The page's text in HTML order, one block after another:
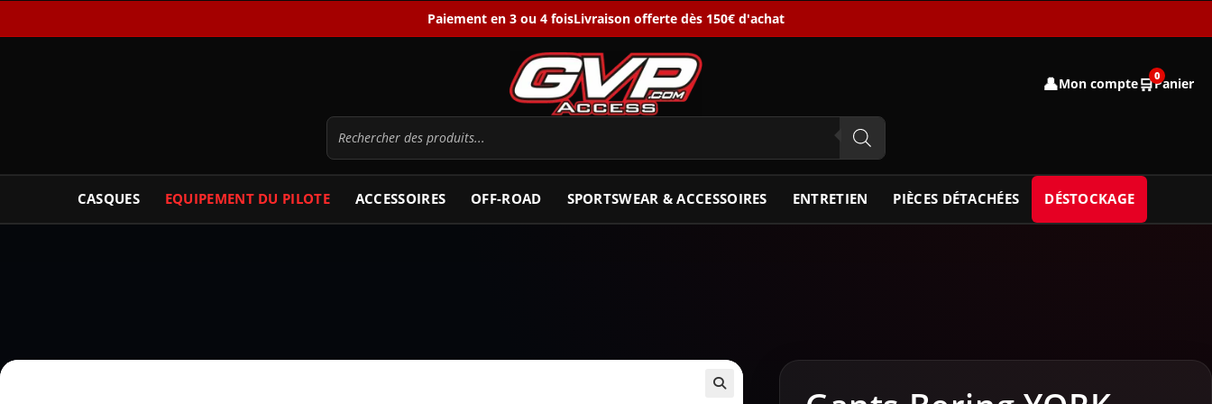
Paiement en 3 ou 4 foisLivraison offerte dès 150€ d'achat
👤Mon compte🛒0
Panier
CASQUES EQUIPEMENT DU PILOTE ACCESSOIRES OFF-ROAD SPORTSWEAR & ACCESSOIRES ENTRETIEN PIÈCES DÉTACHÉES DÉSTOCKAGE